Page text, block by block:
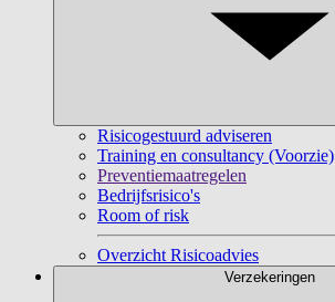
Risicogestuurd adviseren
Training en consultancy (Voorzie)
Preventiemaatregelen
Bedrijfsrisico's
Room of risk
Overzicht Risicoadvies
Verzekeringen